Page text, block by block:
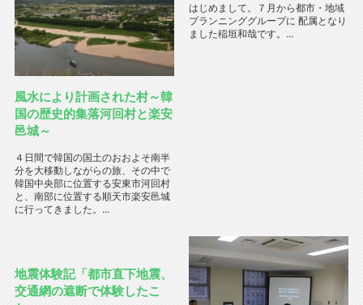
風水により計画された村～韓
国の歴史的集落河回村と楽安
邑城～
４日間で韓国の国土のおおよそ南半
分を大移動しながらの旅、その中で
韓国中央部に位置する安東市河回村
と、南部に位置する順天市楽安邑城
に行ってきました。...
はじめまして。７月から都市・地域
プランニンググループに 配属となり
ました稲垣和哉です。...
地震体験記「都市直下地震、
交通網の遮断で体験したこ